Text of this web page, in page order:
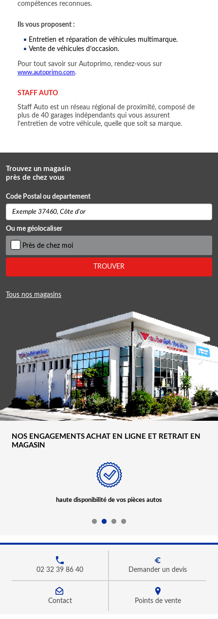
compétences reconnues.
Ils vous proposent :
Entretien et réparation de véhicules multimarque.
Vente de véhicules d’occasion.
Pour tout savoir sur Autoprimo, rendez-vous sur
www.autoprimo.com.
STAFF AUTO
Staff Auto est un réseau régional de proximité, composé de
plus de 40 garages indépendants qui vous assurent
l’entretien de votre véhicule, quelle que soit sa marque.
Trouvez un magasin
près de chez vous
Code Postal ou departement
Ou me géolocaliser
Près de chez moi
TROUVER
Tous nos magasins
NOS ENGAGEMENTS ACHAT EN LIGNE ET RETRAIT EN
MAGASIN
haute disponibilité de vos pièces autos
02 32 39 86 40 Demander un devis
Contact Points de vente